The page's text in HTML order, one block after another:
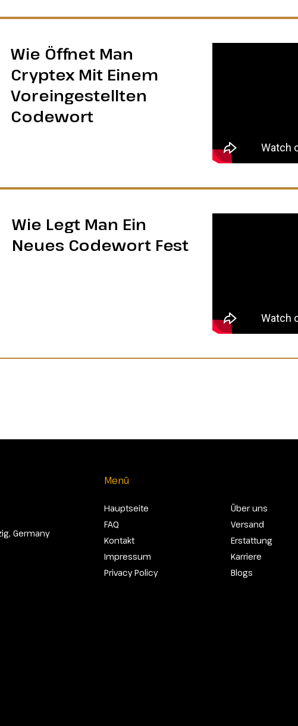
Wie Öffnet Man
Cryptex Mit Einem
Voreingestellten
Codewort
Wie Legt Man Ein
Neues Codewort Fest
Germany
Menü
Hauptseite
FAQ
Kontakt
Impressum
Privacy Policy
Über uns
Versand
Erstattung
Karriere
Blogs